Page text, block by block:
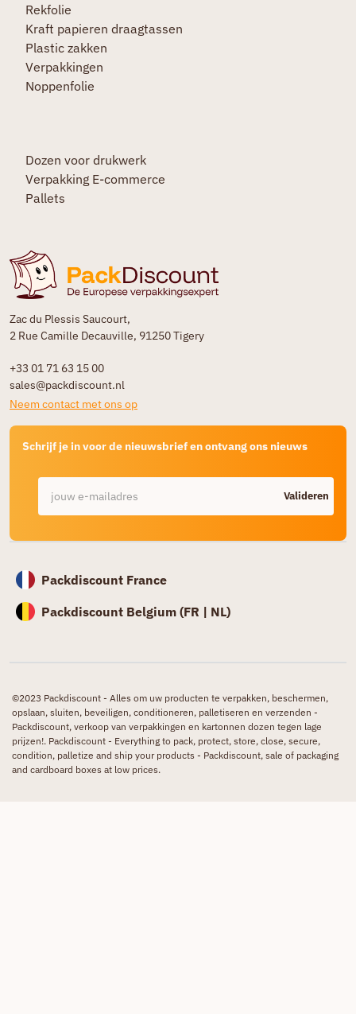
Zac du Plessis Saucourt,
2 Rue Camille Decauville, 91250 Tigery
+33 01 71 63 15 00
sales@packdiscount.nl
Neem contact met ons op
Schrijf je in voor de nieuwsbrief en ontvang ons nieuws
Valideren
Rekfolie
Kraft papieren draagtassen
Plastic zakken
Verpakkingen
Noppenfolie
Dozen voor drukwerk
Verpakking E-commerce
Pallets
Packdiscount France
Packdiscount Belgium (FR | NL)
©2023 Packdiscount - Alles om uw producten te verpakken, beschermen,
opslaan, sluiten, beveiligen, conditioneren, palletiseren en verzenden -
Packdiscount, verkoop van verpakkingen en kartonnen dozen tegen lage
prijzen!. Packdiscount - Everything to pack, protect, store, close, secure,
condition, palletize and ship your products - Packdiscount, sale of packaging
and cardboard boxes at low prices.